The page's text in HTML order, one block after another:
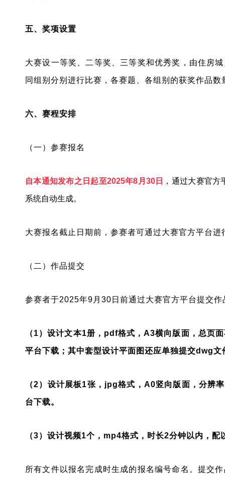
五、奖项设置
大赛设一等奖、二等奖、三等奖和优秀奖，由住房
同组别分别进行比赛，各赛题、各组别的获奖作品
六、赛程安排
（一）参赛报名
自本通知发布之日起至2025年8月30日 ，通过大赛官
系统自动生成。
大赛报名截止日期前，参赛者可通过大赛官方平台
（二）作品提交
参赛者于2025年9月30日前通过大赛官方平台提交
（1）设计文本1册，pdf格式，A3横向版面，总页
平台下载；其中套型设计平面图还应单独提交dwg
（2）设计展板1张，jpg格式，A0竖向版面，分辨
台下载。
（3）设计视频1个，mp4格式，时长2分钟以内，
所有文件以报名完成时生成的报名编号命名。提交